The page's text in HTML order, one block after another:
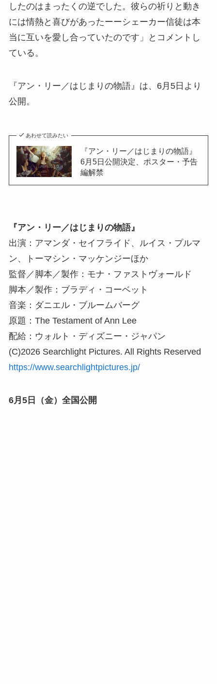
したのはまったくの逆でした。彼らの祈りと動き
には情熱と喜びがあったーーシェーカー信徒は本
当に互いを愛し合っていたのです」とコメントし
ている。
『アン・リー／はじまりの物語』は、6月5日より
公開。
あわせて読みたい
『アン・リー／はじまりの物語』
6月5日公開決定、ポスター・予告
編解禁
『アン・リー／はじまりの物語』
出演：アマンダ・セイフライド、ルイス・プルマ
ン、トーマシン・マッケンジーほか
監督／脚本／製作：モナ・ファストヴォールド
脚本／製作：ブラディ・コーベット
音楽：ダニエル・ブルームバーグ
原題：The Testament of Ann Lee
配給：ウォルト・ディズニー・ジャパン
(C)2026 Searchlight Pictures. All Rights Reserved
https://www.searchlightpictures.jp/
6月5日（金）全国公開